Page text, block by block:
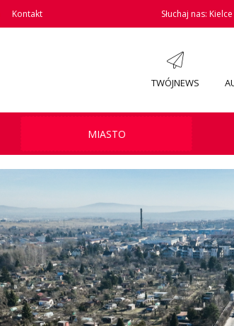
Kontakt Słuchaj nas: Kielce
TWÓJNEWS
MIASTO